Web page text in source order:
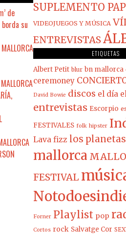
de
su
SUPLEMENTO
VIDEOJUEGOS Y MÚSICA
ENTREVISTAS
ETIQUETAS
Albert Petit blur bn mallorca
ceremoney
David Bowie discos el día
entrevistas Escorpio
FESTIVALES folk hipster
Lava fizz los planetas
mallorca
FESTIVAL
Forner Playlist pop
Cortos rock Salvatge Cor